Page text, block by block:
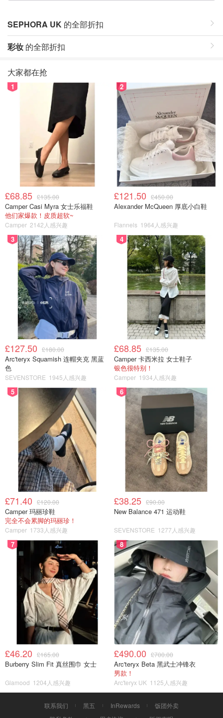
SEPHORA UK 的全部折扣
彩妆 的全部折扣
大家都在抢
1
£68.85 £135.00
Camper Casi Myra 女士乐福鞋
他们家爆款！皮质超软~
Camper 2142人感兴趣
2
£121.50 £450.00
Alexander McQueen 厚底小白鞋
Flannels 1964人感兴趣
3
£127.50 £180.00
Arc'teryx Squamish 连帽夹克 黑蓝
色
SEVENSTORE 1945人感兴趣
4
£68.85 £135.00
Camper 卡西米拉 女士鞋子
银色很特别！
Camper 1934人感兴趣
5
£71.40 £120.00
Camper 玛丽珍鞋
完全不会累脚的玛丽珍！
Camper 1733人感兴趣
6
£38.25 £90.00
New Balance 471 运动鞋
SEVENSTORE 1277人感兴趣
7
£46.20 £165.00
Burberry Slim Fit 真丝围巾 女士
Glamood 1204人感兴趣
8
£490.00 £700.00
Arc'teryx Beta 黑武士冲锋衣
男款！
Arc'teryx UK 1125人感兴趣
联系我们 黑五 InRewards
饭团外卖